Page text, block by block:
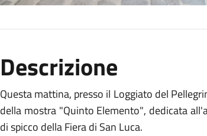
Descrizione
Questamattina, presso il Loggiato del
della mostra "Quinto Elemento", dedicata
dispicco dellaFieradi San Luca.